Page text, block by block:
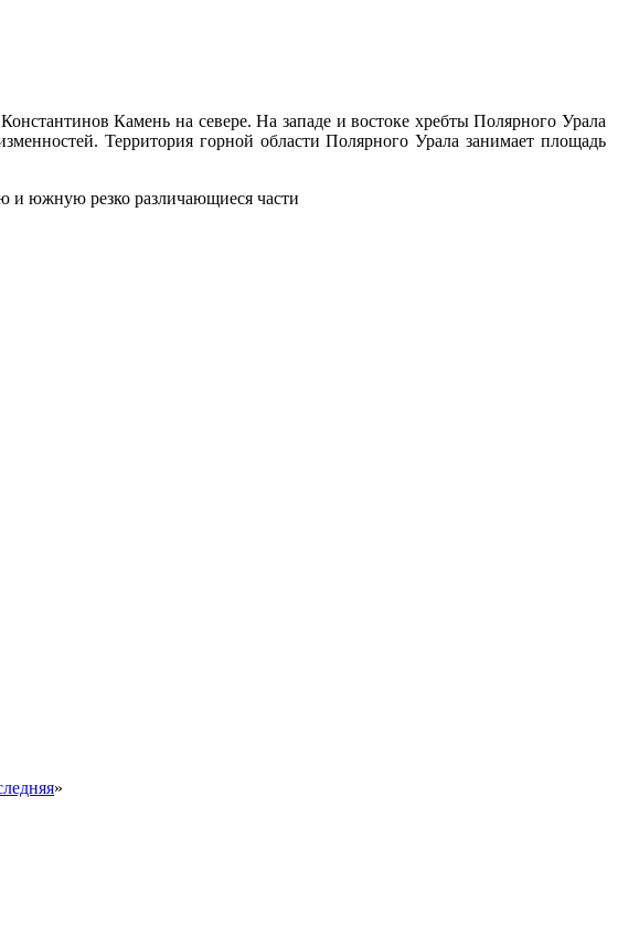
Камень на севере. На западе и востоке хребты Полярного Урала
Территория горной области Полярного Урала занимает площадь
и южную резко различающиеся части
»